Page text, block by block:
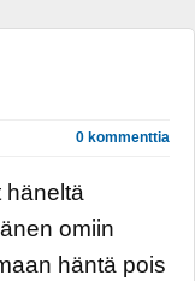
0 kommenttia
häneltä
omiin
häntä pois